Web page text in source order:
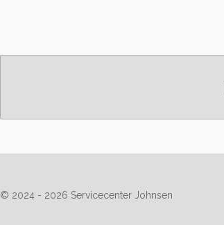
© 2024 - 2026 Servicecenter Johnsen